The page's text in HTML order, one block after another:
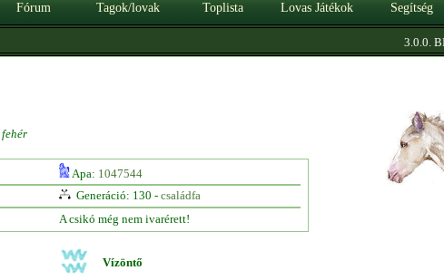
Fórum Tagok/lovak Toplista Lovas Játékok Segítség
3.0.0.
fehér
Apa: 1047544
Generáció: 130 - családfa
A csikó még nem ivarérett!
Vízöntő